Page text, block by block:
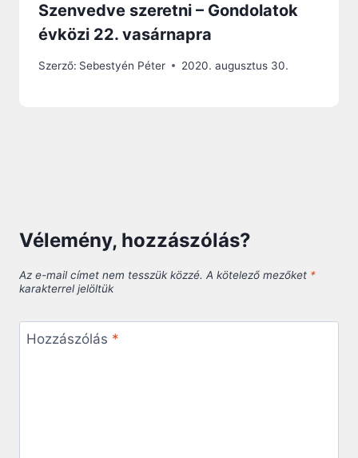
Szenvedve szeretni – Gondolatok
évközi 22. vasárnapra
Szerző: Sebestyén Péter 2020. augusztus 30.
Vélemény, hozzászólás?
Az e-mail címet nem tesszük közzé. A kötelező mezőket *
karakterrel jelöltük
Hozzászólás *